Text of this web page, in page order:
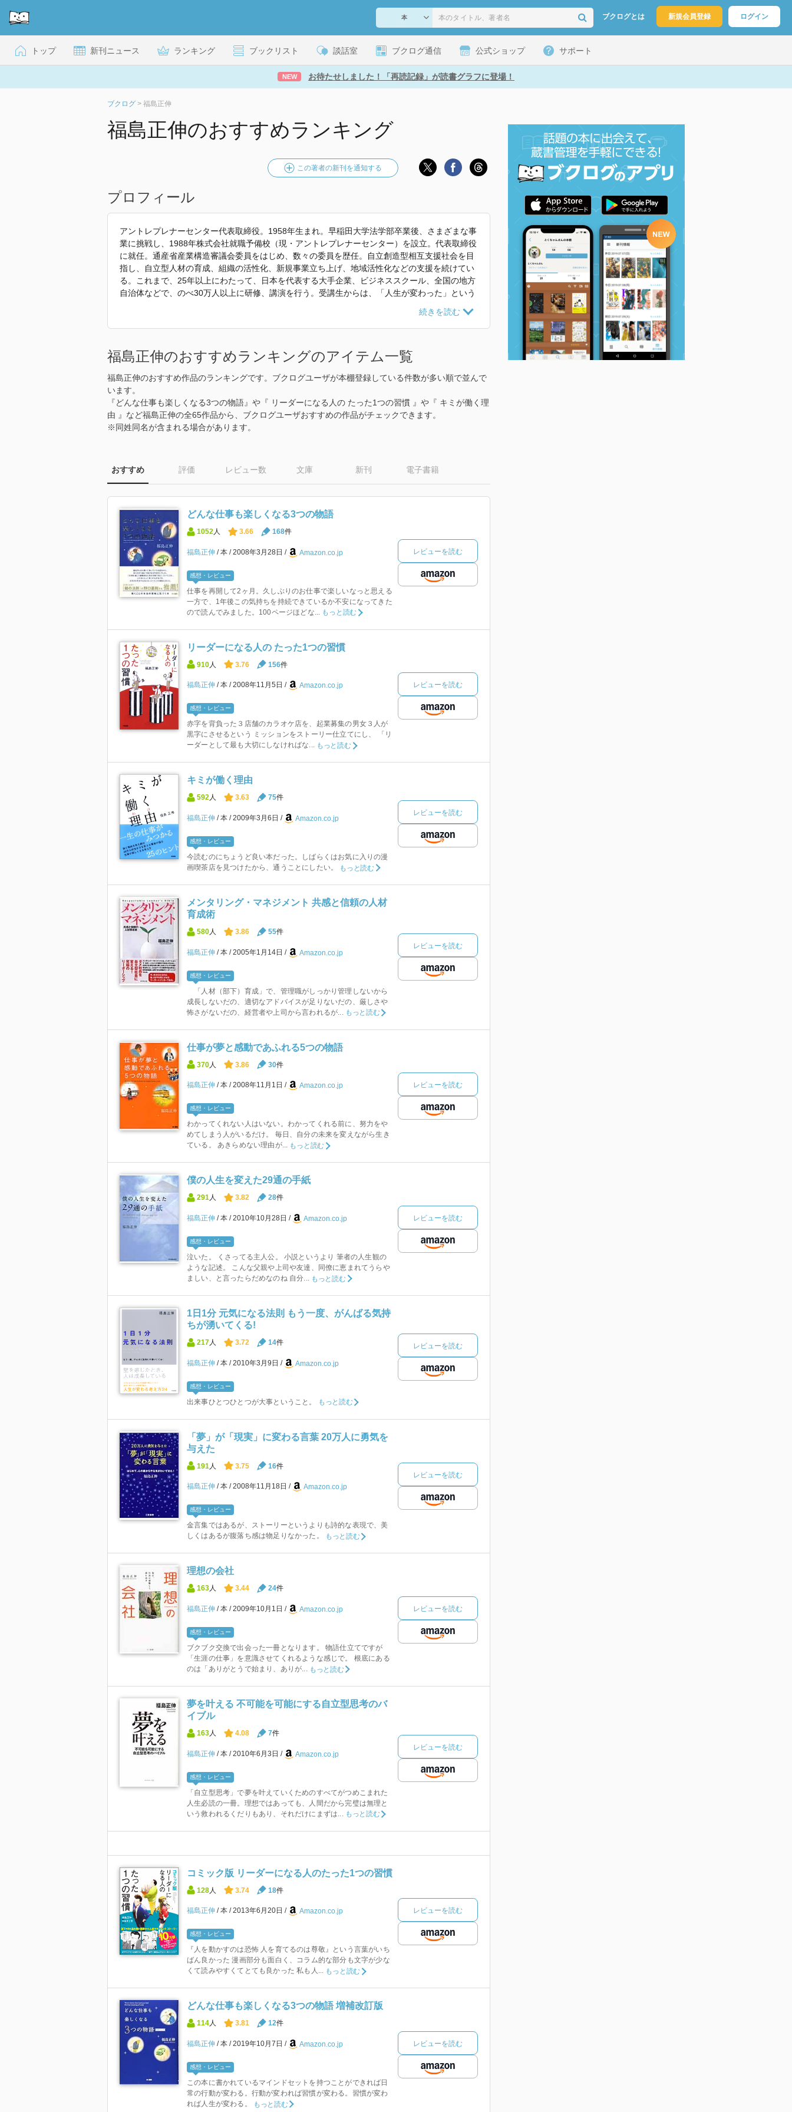
ブクログとは 新規会員登録 ログイン
トップ 新刊ニュース ランキング ブックリスト 談話室 ブクログ通信 公式ショップ サポート
NEW お待たせしました！「再読記録」が読書グラフに登場！
ブクログ > 福島正伸
福島正伸のおすすめランキング
この著者の新刊を通知する
プロフィール
アントレプレナーセンター代表取締役。1958年生まれ。早稲田大学法学部卒業後、さまざまな事
業に挑戦し、1988年株式会社就職予備校（現・アントレプレナーセンター）を設立。代表取締役
に就任。通産省産業構造審議会委員をはじめ、数々の委員を歴任。自立創造型相互支援社会を目
指し、自立型人材の育成、組織の活性化、新規事業立ち上げ、地域活性化などの支援を続けてい
る。これまで、25年以上にわたって、日本を代表する大手企業、ビジネススクール、全国の地方
自治体などで、のべ30万人以上に研修、講演を行う。受講生からは、「人生が変わった」という
の人から「メンター」と慕われている。著書は『メンタリング・マネジメント』（ダイヤモンド
物語』（きこ書房）『僕の人生を変えた29通の手紙』（日本実業出版社）『僕はがんを治した』
（WAVE出版）など多数。
「2021年 『新装版 真経営学読本』 で使われていた紹介文から引用しています。」
福島正伸のおすすめランキングのアイテム一覧
福島正伸のおすすめ作品のランキングです。ブクログユーザが本棚登録している件数が多い順で並んで
います。
『どんな仕事も楽しくなる3つの物語』や『 リーダーになる人の たった1つの習慣 』や『 キミが働く理
由 』など福島正伸の全65作品から、ブクログユーザおすすめの作品がチェックできます。
※同姓同名が含まれる場合があります。
おすすめ 評価 レビュー数 文庫 新刊 電子書籍
どんな仕事も楽しくなる3つの物語
1052人 3.66 168件
福島正伸 本 2008年3月28日 Amazon.co.jp
感想・レビュー
仕事を再開して2ヶ月。久しぶりのお仕事で楽しいなっと思える
一方で、1年後この気持ちを持続できているか不安になってきた
ので読んでみました。100ページほどな...
もっと読む
レビューを読む
リーダーになる人の たった1つの習慣
910 人 3.76 156件
福島正伸 本 2008年11月5日 Amazon.co.jp
感想・レビュー
赤字を背負った３店舗のカラオケ店を、起業募集の男女３人が
黒字にさせるという ミッションをストーリー仕立てにし、 「リ
ーダーとして最も大切にしなければな... もっと読む
レビューを読む
キミが働く理由
592人 3.63 75件
福島正伸 本 2009年3月6日 Amazon.co.jp
感想・レビュー
今読むのにちょうど良い本だった。しばらくはお気に入りの漫
画喫茶店を見つけたから、通うことにしたい。
もっと読む
レビューを読む
メンタリング・マネジメント 共感と信頼の人材
育成術
580 人 3.86 55件
福島正伸 本 2005年1月14日 Amazon.co.jp
感想・レビュー
「人材（部下）育成」で、管理職がしっかり管理しないから
成長しないだの、適切なアドバイスが足りないだの、厳しさや
怖さがないだの、経営者や上司から言われるが...
もっと読む
レビューを読む
仕事が夢と感動であふれる5つの物語
370 人 3.86 30件
福島正伸 本 2008年11月1日 Amazon.co.jp
感想・レビュー
わかってくれない人はいない。わかってくれる前に、努力をや
めてしまう人がいるだけ。 毎日、自分の未来を変えながら生き
ている。 あきらめない理由が... もっと読む
レビューを読む
僕の人生を変えた29通の手紙
291人 3.82 28件
福島正伸 本 2010年10月28日 Amazon.co.jp
感想・レビュー
泣いた。 くさってる主人公。 小説というより 筆者の人生観の
ような記述。 こんな父親や上司や友達、同僚に恵まれてうらや
ましい、と言ったらだめなのね 自分... もっと読む
レビューを読む
1日1分 元気になる法則 もう一度、がんばる気持
ちが湧いてくる!
217 人 3.72 14件
福島正伸 本 2010年3月9日 Amazon.co.jp
感想・レビュー
出来事ひとつひとつが大事ということ。 もっと読む
レビューを読む
「夢」が「現実」に変わる言葉 20万人に勇気を
与えた
191 人 3.75 16件
福島正伸 本 2008年11月18日 Amazon.co.jp
感想・レビュー
金言集ではあるが、ストーリーというよりも詩的な表現で、美
しくはあるが腹落ち感は物足りなかった。
もっと読む
レビューを読む
理想の会社
163人 3.44 24件
福島正伸 本 2009年10月1日 Amazon.co.jp
感想・レビュー
ブクブク交換で出会った一冊となります。 物語仕立てですが
「生涯の仕事」を意識させてくれるような感じで。 根底にある
のは「ありがとうで始まり、ありが... もっと読む
レビューを読む
夢を叶える 不可能を可能にする自立型思考のバ
イブル
163 人 4.08 7件
福島正伸 本 2010年6月3日 Amazon.co.jp
感想・レビュー
「自立型思考」で夢を叶えていくためのすべてがつめこまれた
人生必読の一冊。理想ではあっても、人間だから完璧は無理と
いう救われるくだりもあり、それだけにまずは...
もっと読む
レビューを読む
コミック版 リーダーになる人のたった1つの習慣
128 人 3.74 18件
福島正伸 本 2013年6月20日 Amazon.co.jp
感想・レビュー
『人を動かすのは恐怖 人を育てるのは尊敬』という言葉がいち
ばん良かった 漫画部分も面白く、コラム的な部分も文字が少な
くて読みやすくてとても良かった 私も人... もっと読む
レビューを読む
どんな仕事も楽しくなる3つの物語 増補改訂版
114人 3.81 12件
福島正伸 本 2019年10月7日 Amazon.co.jp
感想・レビュー
この本に書かれているマインドセットを持つことができれば日
常の行動が変わる。行動が変われば習慣が変わる。習慣が変わ
れば人生が変わる。
もっと読む
レビューを読む